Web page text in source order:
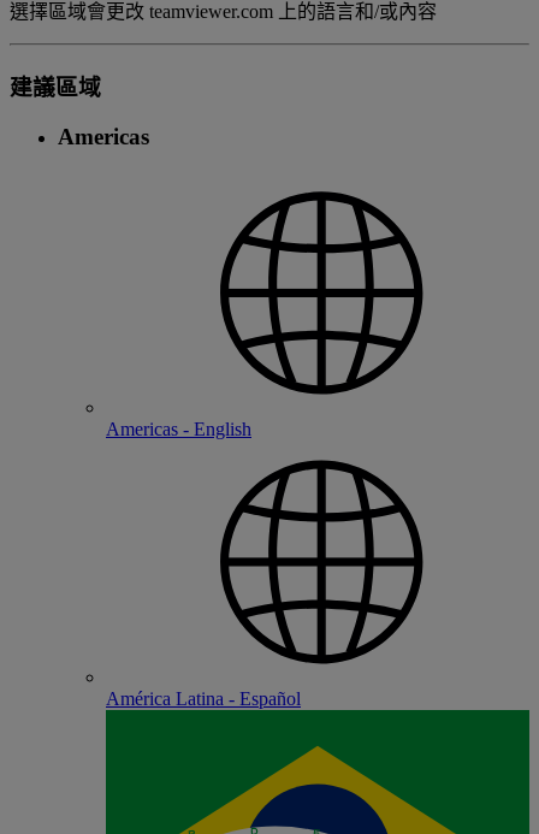
選擇區域會更改 teamviewer.com 上的語言和/或內容
建議區域
Americas
Americas - English
América Latina - Español